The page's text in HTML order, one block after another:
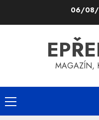
06/08/
MAGAZÍN,
Primary
Menu